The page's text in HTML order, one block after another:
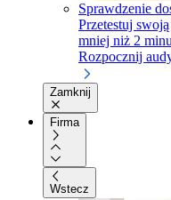
Sprawdzenie
Przetestuj
mniej niż 2
Rozpocznij
Zamknij
Firma
Wstecz